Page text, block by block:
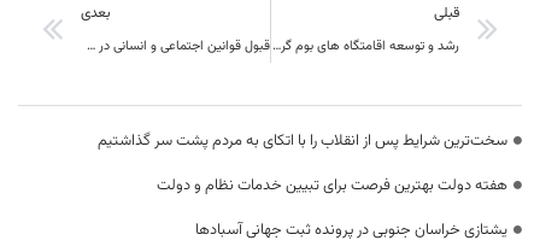
قبلی
رشد و توسعه اقامتگاه های بوم گردی استان خراسان جنوبی
بعدی
قبول قوانین اجتماعی و انسانی در هر جامعه علامت رشد جامعه است
سخت‌ترین شرایط پس از انقلاب را با اتکای به مردم پشت سر گذاشتیم
هفته دولت بهترین فرصت برای تبیین خدمات نظام و دولت
یشتازی خراسان جنوبی در پرونده ثبت جهانی آسبادها